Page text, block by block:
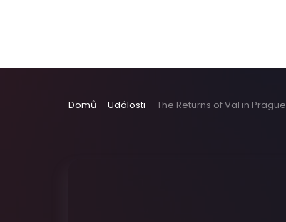
Domů Události The Returns of Val in Prague